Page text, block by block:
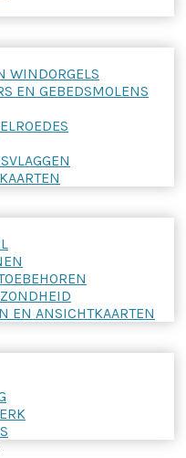
WINDORGELS
EN GEBEDSMOLENS
EN ANSICHTKAARTEN